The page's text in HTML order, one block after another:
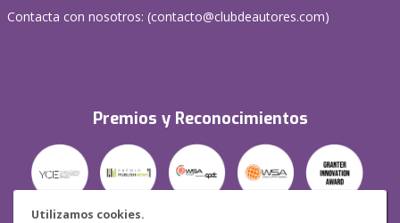
Utilizamos cookies.
Contacta con nosotros: (contacto@clubdeautores.com)
Premios y Reconocimientos